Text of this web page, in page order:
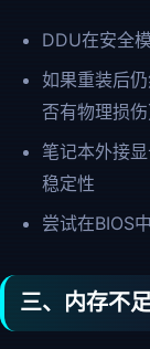
DDU在安全
如果重装后
否有物理损伤
笔记本外接
稳定性
尝试在BIOS
三、内存不